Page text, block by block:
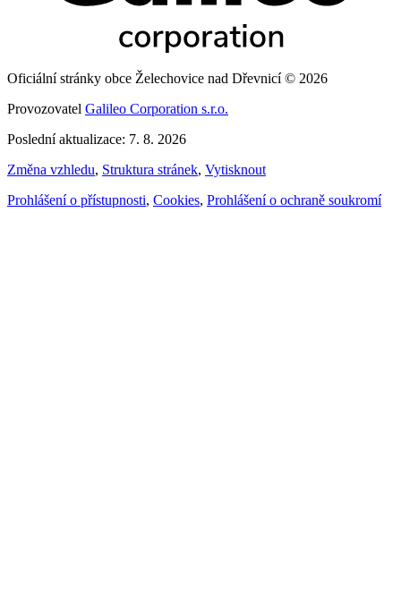
Oficiální stránky obce Želechovice nad Dřevnicí © 2026
Provozovatel Galileo Corporation s.r.o.
Poslední aktualizace: 7. 8. 2026
Změna vzhledu, Struktura stránek, Vytisknout
Prohlášení o přístupnosti, Cookies, Prohlášení o ochraně soukromí